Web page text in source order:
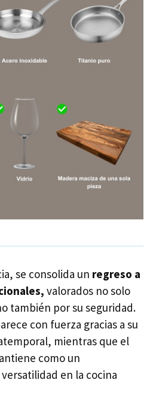
se consolida un regreso a
valorados no solo
también por su seguridad.
con fuerza gracias a su
mientras que el
como un
en la cocina